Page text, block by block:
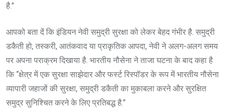
है.”
आपको बता दें कि इंडियन नेवी समुद्री सुरक्षा को लेकर बेहद गंभीर है. समुद्री
डकैती हो, तस्करी, आतंकवाद या प्राकृतिक आपदा, नेवी ने अलग-अलग समय
पर अपना पराक्रम दिखाया है. भारतीय नौसेना ने ताजा घटना के बाद कहा है
कि “क्षेत्र में एक सुरक्षा साझेदार और फर्स्ट रिस्पॉडर के रूप में भारतीय नौसेना
व्यापारी जहाजों की सुरक्षा, समुद्री डकैती का मुकाबला करने और सुरक्षित
समुद्र सुनिश्चित करने के लिए प्रतिबद्ध है.”